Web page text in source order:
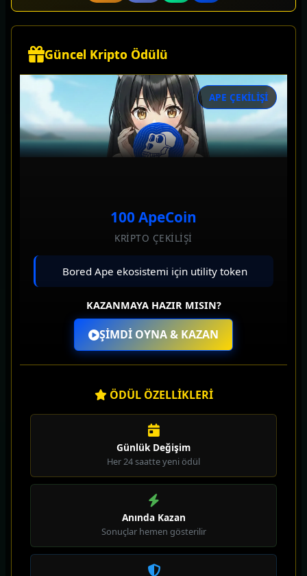
Güncel Kripto Ödülü
APE ÇEKİLİŞİ
100 ApeCoin
KRİPTO ÇEKİLİŞİ
Bored Ape ekosistemi için utility token
KAZANMAYA HAZIR MISIN?
ŞİMDİ OYNA & KAZAN
ÖDÜL ÖZELLİKLERİ
Günlük Değişim
Her 24 saatte yeni ödül
Anında Kazan
Sonuçlar hemen gösterilir